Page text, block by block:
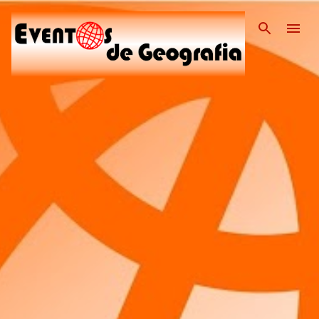
Pular para o conteúdo